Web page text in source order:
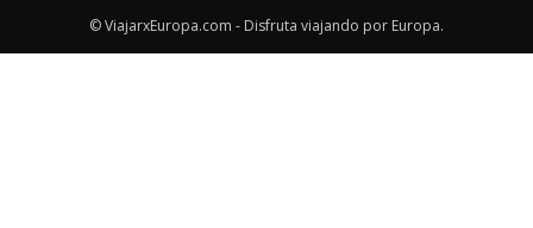
© ViajarxEuropa.com - Disfruta viajando por Europa.